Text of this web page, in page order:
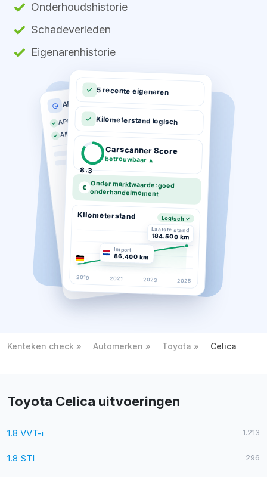
Onderhoudshistorie
Schadeverleden
Eigenarenhistorie
APK historie
APK geldig tot 03-2026
Altijd op tijd gekeurd
5 recente eigenaren
Kilometerstand logisch
8.3
Carscanner Score
betrouwbaar ▲
€ Onder marktwaarde: goed
onderhandelmoment
Kilometerstand Logisch ✓
Laatste stand
184.500 km
Import
86.400 km
2019 2021 2023 2025
Kenteken check Automerken Toyota Celica
Toyota Celica uitvoeringen
1.8 VVT-i 1.213
1.8 STI 296